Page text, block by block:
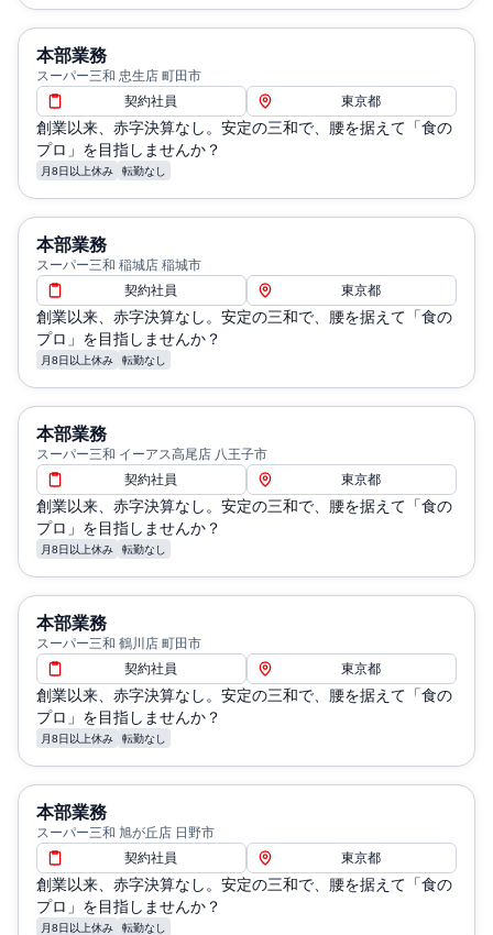
本部業務
スーパー三和 忠生店 町田市
契約社員
東京都
創業以来、赤字決算なし。安定の三和で、腰を据えて「食の
プロ」を目指しませんか？
月8日以上休み 転勤なし
本部業務
スーパー三和 稲城店 稲城市
契約社員
東京都
創業以来、赤字決算なし。安定の三和で、腰を据えて「食の
プロ」を目指しませんか？
月8日以上休み 転勤なし
本部業務
スーパー三和 イーアス高尾店 八王子市
契約社員
東京都
創業以来、赤字決算なし。安定の三和で、腰を据えて「食の
プロ」を目指しませんか？
月8日以上休み 転勤なし
本部業務
スーパー三和 鶴川店 町田市
契約社員
東京都
創業以来、赤字決算なし。安定の三和で、腰を据えて「食の
プロ」を目指しませんか？
月8日以上休み 転勤なし
本部業務
スーパー三和 旭が丘店 日野市
契約社員
東京都
創業以来、赤字決算なし。安定の三和で、腰を据えて「食の
プロ」を目指しませんか？
月8日以上休み 転勤なし